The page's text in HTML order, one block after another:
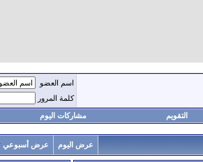
اسم العضو
كلمة المرور
التقويم مشاركات اليوم
عرض اليوم عرض أسبوعي